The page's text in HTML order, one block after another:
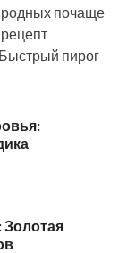
родных почаще
пирог
Золотая